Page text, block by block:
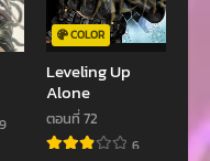
109
กายน 21, 2022
กายน 21, 2022
COLOR
Leveling Up
Alone
ตอนที่ 72
6